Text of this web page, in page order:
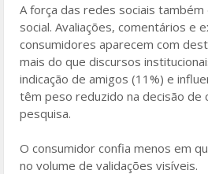
A força das redes sociais
social. Avaliações, comentários e
consumidores aparecem com
mais do que discursos
indicação de amigos (11%) e
têm peso reduzido na decisão de
pesquisa.
O consumidor confia menos em
no volume de validações visíveis.